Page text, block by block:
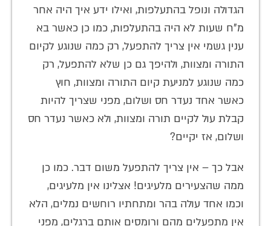
הגדולה ונופל בהתעלפות, ואילו ידע איך היה אחר
מ"ח שעות לא היה בהתעלפות, כמו כן כאשר בא
ענין גשמי אין צריך להתפעל, רק כמה שנוגע לקיום
התורה ומצוות, ולהיפך גם כן שלא להתפעל, רק
כמה שנוגע למניעת קיום התורה ומצוות, חוץ
כאשר אחד נעדר חס ושלום, מפני שצריך להיות
קבלת עול לקיים תורה ומצוות, ולא כאשר נעדר חס
ושלום, אז יקיים?
אבל כך – אין צריך להתפעל משום דבר. כמו כן
ממה שהצעירים מלעיגים! אצלינו אין מלעיגים,
וכמו אחד עולה בהר ומתחתיו רוחשים נמלים, הלא
אין מתפעלים מהם ורומסים אותם ברגלים, מפני